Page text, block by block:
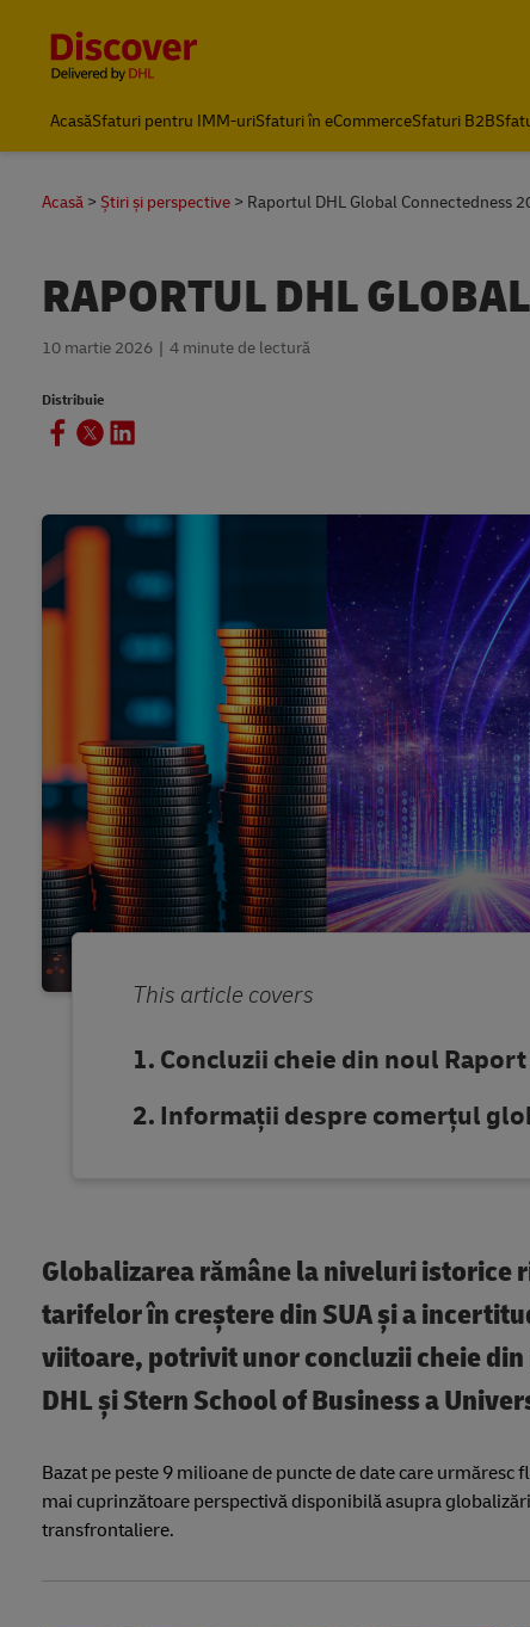
AcasăSfaturi pentru IMM-uriSfaturi în eCommerceSfaturi B2B
Acasă Știri și perspective Raportul DHL Global Connectedness
RAPORTUL DHL
10 martie 2026 4 minute de lectură
Distribuie
This article covers
Concluzii cheie din noul
Informații despre comerțul
Globalizarea rămâne la niveluri
tarifelor în creștere din SUA și a
viitoare, potrivit unor concluzii cheie
DHL și Stern School of Business a
Bazat pe peste 9 milioane de puncte de date care
mai cuprinzătoare perspectivă disponibilă asupra
transfrontaliere.